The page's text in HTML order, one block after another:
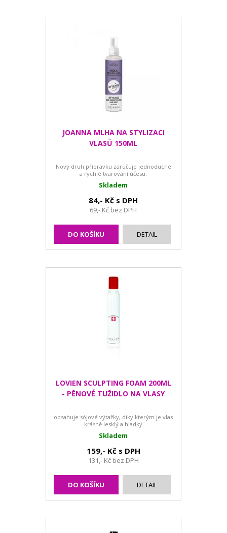
JOANNA MLHA NA STYLIZACI
VLASŮ 150ML
Nový druh přípravku zaručuje jednoduché
a rychlé tvarování účesu.
Skladem
84,- Kč s DPH
69,- Kč bez DPH
DO KOŠÍKU DETAIL
LOVIEN SCULPTING FOAM 200ML
- PĚNOVÉ TUŽIDLO NA VLASY
obsahuje sójové výtažky, díky kterým je vlas
krásně lesklý a hladký
Skladem
159,- Kč s DPH
131,- Kč bez DPH
DO KOŠÍKU DETAIL